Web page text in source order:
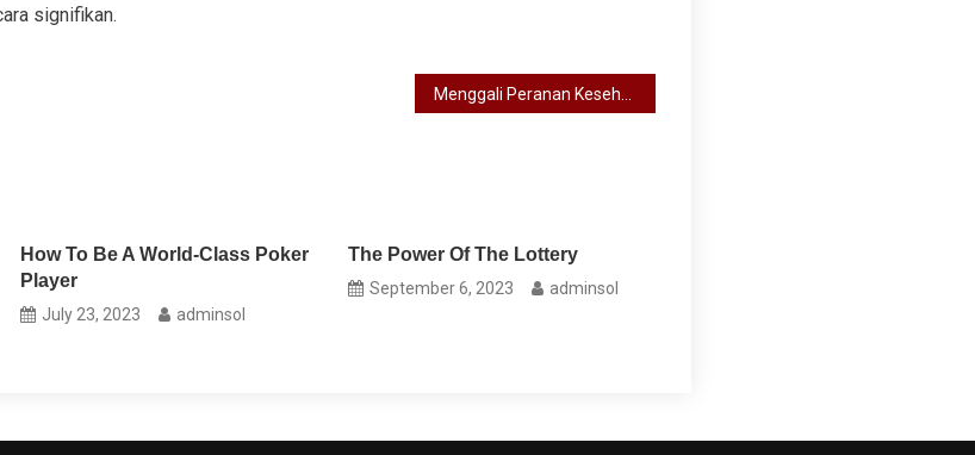
signifikan.
How To Be A World-Class Poker
Player
July 23, 2023 adminsol
The Power Of The Lottery
September 6, 2023 adminsol